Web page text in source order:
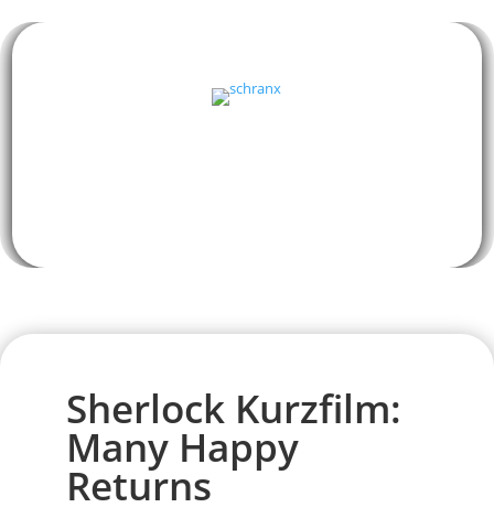
Sherlock Kurzfilm:
Many Happy
Returns